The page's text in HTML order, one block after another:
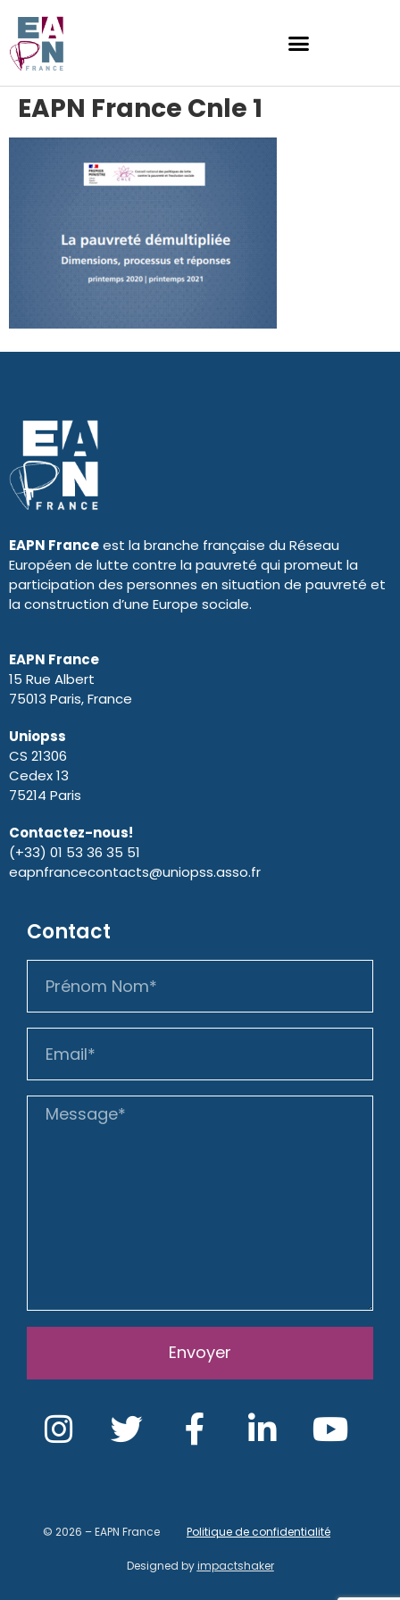
EAPN France Cnle 1
EAPN Franceest la branche française du Réseau
Européen de lutte contre la pauvreté qui promeut la
participation des personnes en situation de pauvreté et
la construction d’une Europe sociale.
EAPN France
15 Rue Albert
75013 Paris, France
Uniopss
CS 21306
Cedex 13
75214 Paris
Contactez-nous!
(+33) 01 53 36 35 51
eapnfrancecontacts@uniopss.asso.fr
Contact
Envoyer
© 2026 – EAPN France Politique de confidentialité
Designed byimpactshaker